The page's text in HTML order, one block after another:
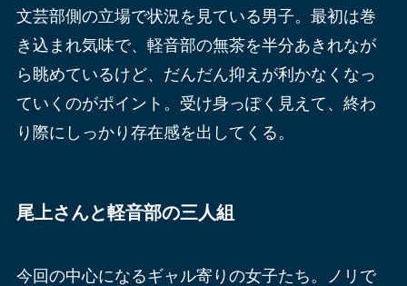
文芸部側の立場で状況を見ている男子。最初は巻
き込まれ気味で、軽音部の無茶を半分あきれなが
ら眺めているけど、だんだん抑えが利かなくなっ
ていくのがポイント。受け身っぽく見えて、終わ
り際にしっかり存在感を出してくる。
尾上さんと軽音部の三人組
今回の中心になるギャル寄りの女子たち。ノリで